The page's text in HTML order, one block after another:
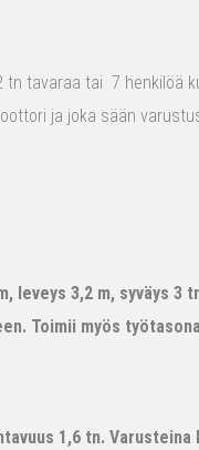
tavaraa tai 7 henkilöä
ja joka sään
leveys 3,2 m, syväys 3
Toimii myös
1,6 tn.